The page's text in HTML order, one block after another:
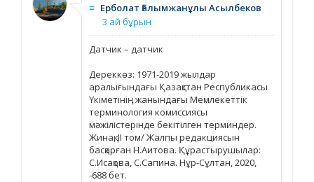
≡ Ерболат Ғалымжанұлы Асылбеков
3 ай бұрын
Датчик – датчик
Дереккөз: 1971-2019 жылдар
аралығындағы Қазақстан Республикасы
Үкіметінің жанындағы Мемлекеттік
терминология комиссиясы
мәжілістерінде бекітілген терминдер.
Жинақ, ІІ том/ Жалпы редакциясын
басқарған Н.Аитова. Құрастырушылар:
С.Исақова, С.Сапина. Нұр-Сұлтан, 2020,
-688 бет.